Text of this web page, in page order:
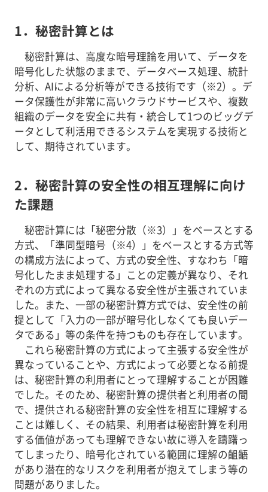
1．秘密計算とは
秘密計算は、高度な暗号理論を用いて、データを
暗号化した状態のままで、データベース処理、統計
分析、AIによる分析等ができる技術です（※2）。デ
ータ保護性が非常に高いクラウドサービスや、複数
組織のデータを安全に共有・統合して1つのビッグデ
ータとして利活用できるシステムを実現する技術と
して、期待されています。
2．秘密計算の安全性の相互理解に向け
た課題
秘密計算には「秘密分散（※3）」をベースとする
方式、「準同型暗号（※4）」をベースとする方式等
の構成方法によって、方式の安全性、すなわち「暗
号化したまま処理する」ことの定義が異なり、それ
ぞれの方式によって異なる安全性が主張されていま
した。また、一部の秘密計算方式では、安全性の前
提として「入力の一部が暗号化しなくても良いデー
タである」等の条件を持つものも存在しています。
これら秘密計算の方式によって主張する安全性が
異なっていることや、方式によって必要となる前提
は、秘密計算の利用者にとって理解することが困難
でした。そのため、秘密計算の提供者と利用者の間
で、提供される秘密計算の安全性を相互に理解する
ことは難しく、その結果、利用者は秘密計算を利用
する価値があっても理解できない故に導入を躊躇っ
てしまったり、暗号化されている範囲に理解の齟齬
があり潜在的なリスクを利用者が抱えてしまう等の
問題がありました。